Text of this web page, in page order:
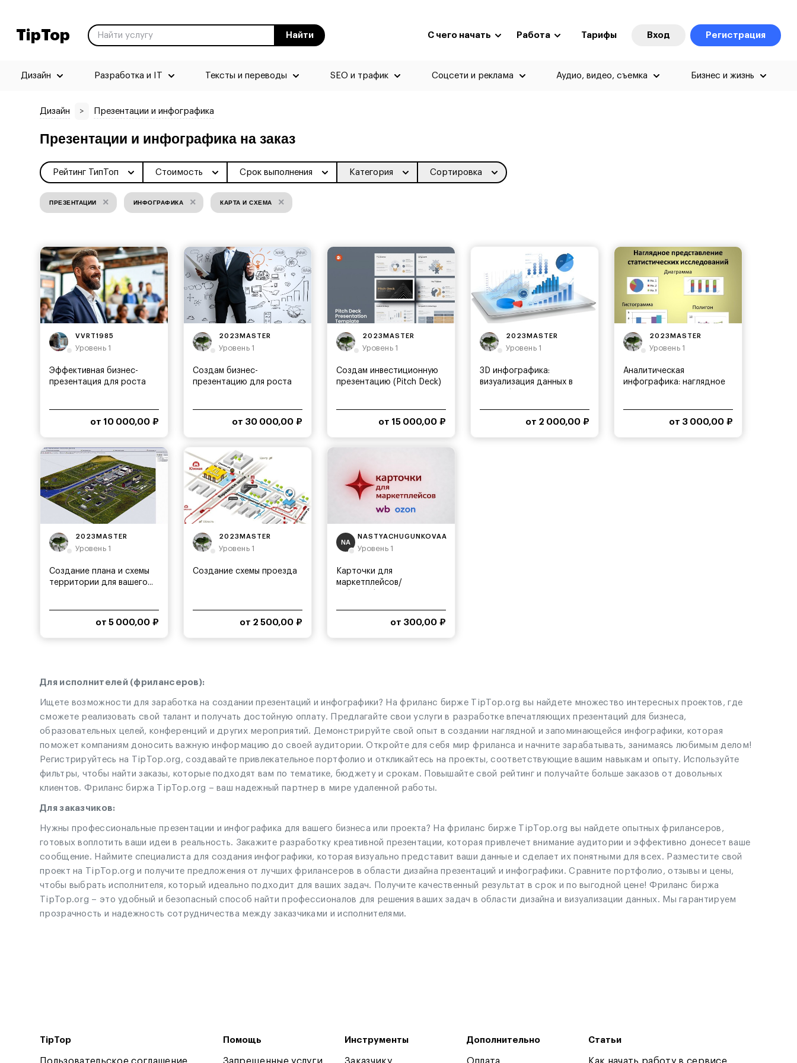
TipTop Найти С чего начать Работа Тарифы Вход Регистрация
Дизайн Разработка и IT Тексты и переводы SEO и трафик Соцсети и реклама Аудио, видео, съемка Бизнес и жизнь
Дизайн > Презентации и инфографика
Презентации и инфографика на заказ
Рейтинг ТипТоп Стоимость Срок выполнения Категория Сортировка
ПРЕЗЕНТАЦИИ × ИНФОГРАФИКА × КАРТА И СХЕМА ×
VVRT1985
Уровень 1
Эффективная бизнес-
презентация для роста
от 10 000,00 ₽
2023MASTER
Уровень 1
Создам бизнес-
презентацию для роста
от 30 000,00 ₽
2023MASTER
Уровень 1
Создам инвестиционную
презентацию (Pitch Deck)
от 15 000,00 ₽
2023MASTER
Уровень 1
3D инфографика:
визуализация данных в
от 2 000,00 ₽
2023MASTER
Уровень 1
Аналитическая
инфографика: наглядное
от 3 000,00 ₽
2023MASTER
Уровень 1
Создание плана и схемы
территории для вашего...
от 5 000,00 ₽
2023MASTER
Уровень 1
Создание схемы проезда
от 2 500,00 ₽
NA
NASTYACHUGUNKOVAA
Уровень 1
Карточки для
маркетплейсов/
от 300,00 ₽
Для исполнителей (фрилансеров):
Ищете возможности для заработка на создании презентаций и инфографики? На фриланс бирже TipTop.org вы найдете множество интересных проектов, где
сможете реализовать свой талант и получать достойную оплату. Предлагайте свои услуги в разработке впечатляющих презентаций для бизнеса,
образовательных целей, конференций и других мероприятий. Демонстрируйте свой опыт в создании наглядной и запоминающейся инфографики, которая
поможет компаниям доносить важную информацию до своей аудитории. Откройте для себя мир фриланса и начните зарабатывать, занимаясь любимым делом!
Регистрируйтесь на TipTop.org, создавайте привлекательное портфолио и откликайтесь на проекты, соответствующие вашим навыкам и опыту. Используйте
фильтры, чтобы найти заказы, которые подходят вам по тематике, бюджету и срокам. Повышайте свой рейтинг и получайте больше заказов от довольных
клиентов. Фриланс биржа TipTop.org – ваш надежный партнер в мире удаленной работы.
Для заказчиков:
Нужны профессиональные презентации и инфографика для вашего бизнеса или проекта? На фриланс бирже TipTop.org вы найдете опытных фрилансеров,
готовых воплотить ваши идеи в реальность. Закажите разработку креативной презентации, которая привлечет внимание аудитории и эффективно донесет ваше
сообщение. Наймите специалиста для создания инфографики, которая визуально представит ваши данные и сделает их понятными для всех. Разместите свой
проект на TipTop.org и получите предложения от лучших фрилансеров в области дизайна презентаций и инфографики. Сравните портфолио, отзывы и цены,
чтобы выбрать исполнителя, который идеально подходит для ваших задач. Получите качественный результат в срок и по выгодной цене! Фриланс биржа
TipTop.org – это удобный и безопасный способ найти профессионалов для решения ваших задач в области дизайна и визуализации данных. Мы гарантируем
прозрачность и надежность сотрудничества между заказчиками и исполнителями.
TipTop Помощь Инструменты Дополнительно Статьи